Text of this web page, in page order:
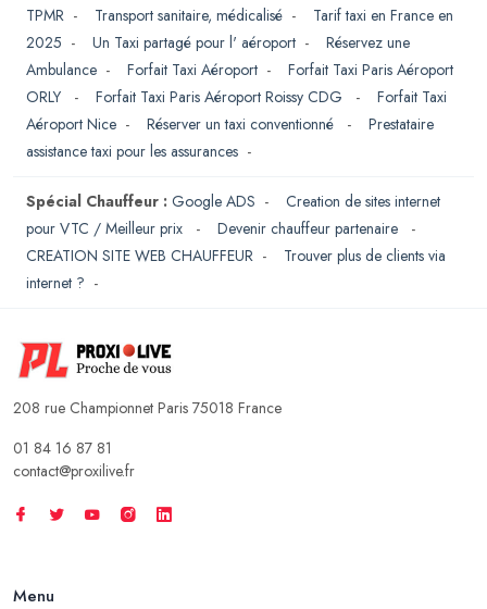
TPMR - Transport sanitaire, médicalisé - Tarif taxi en France en
2025 - Un Taxi partagé pour l' aéroport - Réservez une
Ambulance - Forfait Taxi Aéroport - Forfait Taxi Paris Aéroport
ORLY
- Forfait Taxi Paris Aéroport Roissy CDG - Forfait Taxi
Aéroport Nice - Réserver un taxi conventionné - Prestataire
assistance taxi pour les assurances -
Spécial Chauffeur : Google ADS - Creation de sites internet
pour VTC / Meilleur prix
- Devenir chauffeur partenaire
-
CREATION SITE WEB CHAUFFEUR - Trouver plus de clients via
internet ? -
208 rue Championnet Paris 75018 France
01 84 16 87 81
contact@proxilive.fr
Menu